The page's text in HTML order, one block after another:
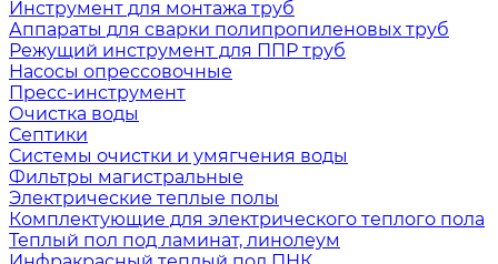
Инструмент для монтажа труб
Аппараты для сварки полипропиленовых труб
Режущий инструмент для ППР труб
Насосы опрессовочные
Пресс-инструмент
Очистка воды
Септики
Системы очистки и умягчения воды
Фильтры магистральные
Электрические теплые полы
Комплектующие для электрического теплого пола
Теплый пол под ламинат, линолеум